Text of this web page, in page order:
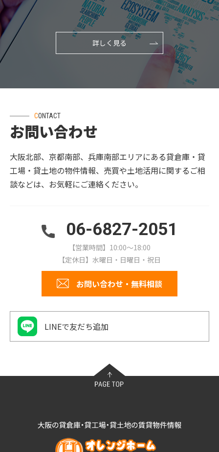
詳しく見る
CONTACT
お問い合わせ
大阪北部、京都南部、兵庫南部エリアにある貸倉庫・貸
工場・貸土地の物件情報、売買や土地活用に関するご相
談などは、お気軽にご連絡ください。
06-6827-2051
【営業時間】10:00～18:00
【定休日】水曜日・日曜日・祝日
お問い合わせ・無料相談
LINEで友だち追加